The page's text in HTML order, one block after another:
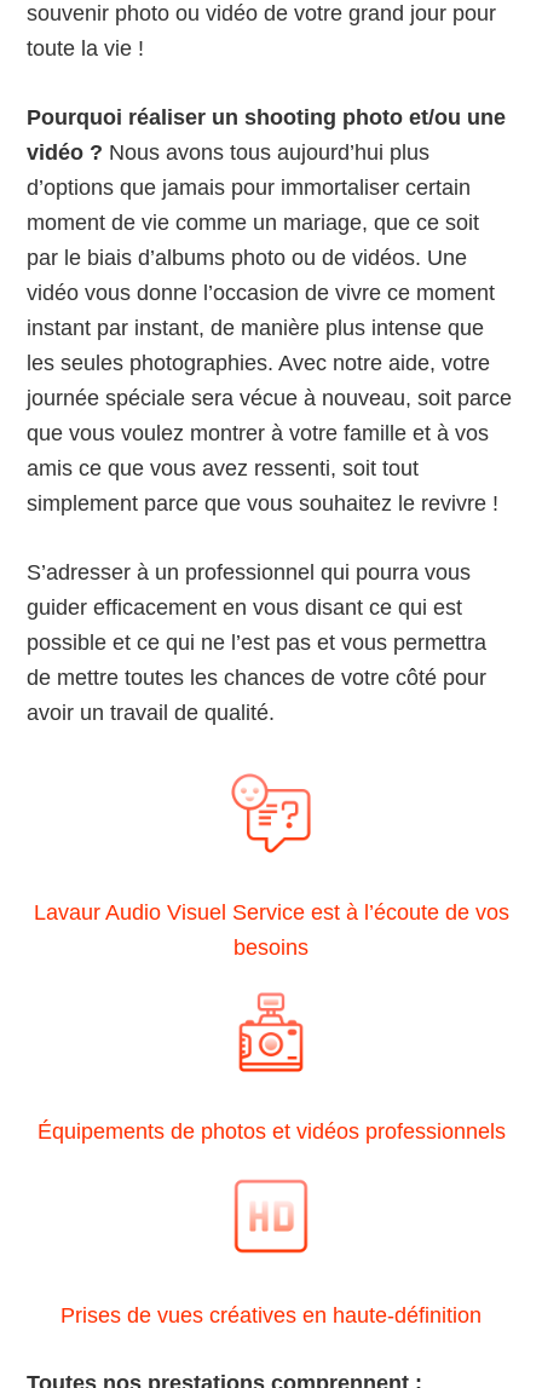
souvenir photo ou vidéo de votre grand jour pour
toute la vie !
Pourquoi réaliser un shooting photo et/ou une
vidéo ? Nous avons tous aujourd’hui plus
d’options que jamais pour immortaliser certain
moment de vie comme un mariage, que ce soit
par le biais d’albums photo ou de vidéos. Une
vidéo vous donne l’occasion de vivre ce moment
instant par instant, de manière plus intense que
les seules photographies. Avec notre aide, votre
journée spéciale sera vécue à nouveau, soit parce
que vous voulez montrer à votre famille et à vos
amis ce que vous avez ressenti, soit tout
simplement parce que vous souhaitez le revivre !
S’adresser à un professionnel qui pourra vous
guider efficacement en vous disant ce qui est
possible et ce qui ne l’est pas et vous permettra
de mettre toutes les chances de votre côté pour
avoir un travail de qualité.
Lavaur Audio Visuel Service est à l’écoute de vos
besoins
Équipements de photos et vidéos professionnels
Prises de vues créatives en haute-définition
Toutes nos prestations comprennent :